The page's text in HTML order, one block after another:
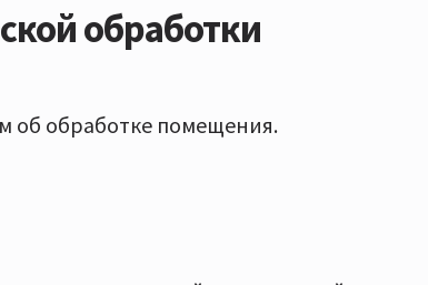
обработки
об обработке помещения.